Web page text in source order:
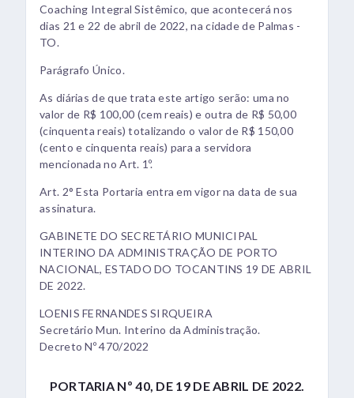
Coaching Integral Sistêmico, que acontecerá nos
dias 21 e 22 de abril de 2022, na cidade de Palmas -
TO.
Parágrafo Único.
As diárias de que trata este artigo serão: uma no
valor de R$ 100,00 (cem reais) e outra de R$ 50,00
(cinquenta reais) totalizando o valor de R$ 150,00
(cento e cinquenta reais) para a servidora
mencionada no Art. 1º.
Art. 2° Esta Portaria entra em vigor na data de sua
assinatura.
GABINETE DO SECRETÁRIO MUNICIPAL
INTERINO DA ADMINISTRAÇÃO DE PORTO
NACIONAL, ESTADO DO TOCANTINS 19 DE ABRIL
DE 2022.
LOENIS FERNANDES SIRQUEIRA
Secretário Mun. Interino da Administração.
Decreto Nº 470/2022
PORTARIA Nº 40, DE 19 DE ABRIL DE 2022.